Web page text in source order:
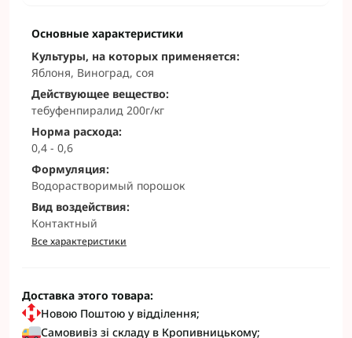
Основные характеристики
Культуры, на которых применяется:
Яблоня, Виноград, соя
Действующее вещество:
тебуфенпиралид 200г/кг
Норма расхода:
0,4 - 0,6
Формуляция:
Водорастворимый порошок
Вид воздействия:
Контактный
Все характеристики
Доставка этого товара:
Новою Поштою у відділення;
Самовивіз зі складу в Кропивницькому;